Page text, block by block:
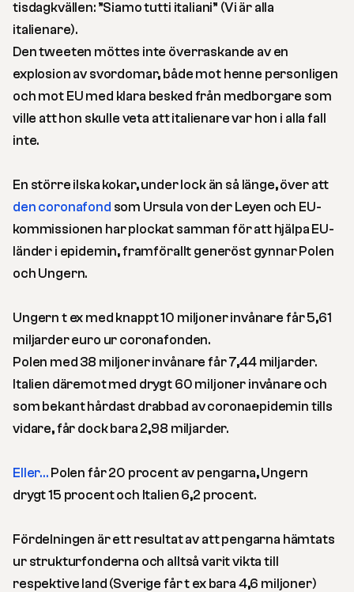
tisdagkvällen: ”Siamo tutti italiani” (Vi är alla
italienare).
Den tweeten möttes inte överraskande av en
explosion av svordomar, både mot henne personligen
och mot EU med klara besked från medborgare som
ville att hon skulle veta att italienare var hon i alla fall
inte.
En större ilska kokar, under lock än så länge, över att
den coronafond som Ursula von der Leyen och EU-
kommissionen har plockat samman för att hjälpa EU-
länder i epidemin, framförallt generöst gynnar Polen
och Ungern.
Ungern t ex med knappt 10 miljoner invånare får 5,61
miljarder euro ur coronafonden.
Polen med 38 miljoner invånare får 7,44 miljarder.
Italien däremot med drygt 60 miljoner invånare och
som bekant hårdast drabbad av coronaepidemin tills
vidare, får dock bara 2,98 miljarder.
Eller… Polen får 20 procent av pengarna, Ungern
drygt 15 procent och Italien 6,2 procent.
Fördelningen är ett resultat av att pengarna hämtats
ur strukturfonderna och alltså varit vikta till
respektive land (Sverige får t ex bara 4,6 miljoner)